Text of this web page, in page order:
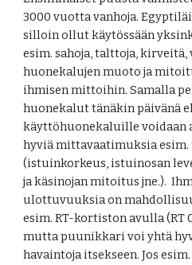
3000 vuotta vanhoja.
silloin ollut käytössään
esim. sahoja, talttoja, kirveitä,
huonekalujen muoto ja
ihmisen mittoihin. Samalla
huonekalut tänäkin päivänä
käyttöhuonekaluille voidaan
hyviä mittavaatimuksia
(istuinkorkeus, istuinosan
ja käsinojan mitoitus jne.).
ulottuvuuksia on
esim. RT-kortiston avulla (RT
mutta puunikkari voi yhtä
havaintoja itsekseen. Jos